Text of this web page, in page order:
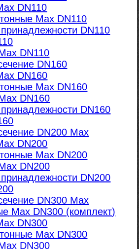
DN110
Max DN110
DN110
DN110
DN160
DN160
Max DN160
DN160
DN160
DN200 Max
DN200
Max DN200
DN200
DN200
DN300 Max
Max DN300 (комплект)
DN300
Max DN300
DN300